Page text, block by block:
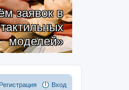
заявок в
моделей»
Вход
Регистрация